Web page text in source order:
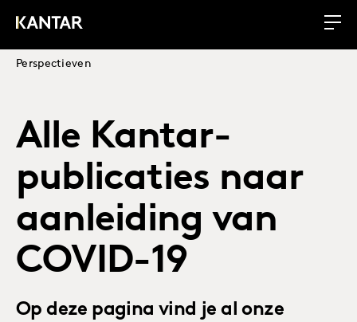
Perspectieven
Alle Kantar-
publicaties naar
aanleiding van
COVID-19
Op deze pagina vind je al onze